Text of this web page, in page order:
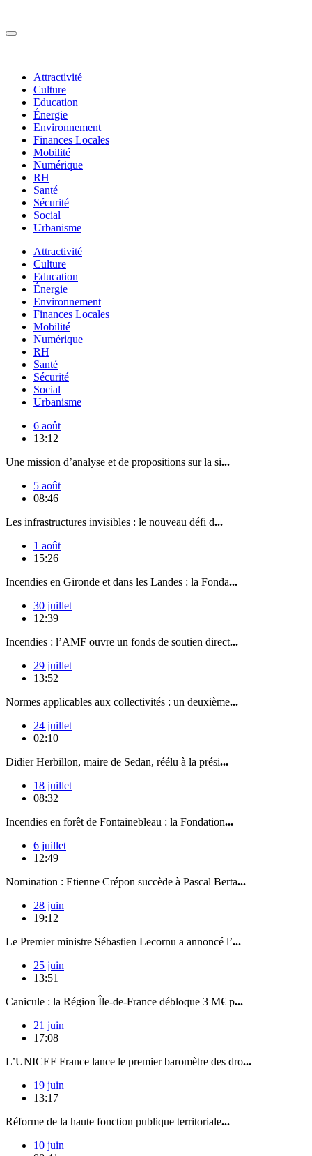
Attractivité
Culture
Education
Énergie
Environnement
Finances Locales
Mobilité
Numérique
RH
Santé
Sécurité
Social
Urbanisme
Attractivité
Culture
Education
Énergie
Environnement
Finances Locales
Mobilité
Numérique
RH
Santé
Sécurité
Social
Urbanisme
6 août
13:12
Une mission d’analyse et de propositions sur la si...
5 août
08:46
Les infrastructures invisibles : le nouveau défi d...
1 août
15:26
Incendies en Gironde et dans les Landes : la Fonda...
30 juillet
12:39
Incendies : l’AMF ouvre un fonds de soutien direct...
29 juillet
13:52
Normes applicables aux collectivités : un deuxième...
24 juillet
02:10
Didier Herbillon, maire de Sedan, réélu à la prési...
18 juillet
08:32
Incendies en forêt de Fontainebleau : la Fondation...
6 juillet
12:49
Nomination : Etienne Crépon succède à Pascal Berta...
28 juin
19:12
Le Premier ministre Sébastien Lecornu a annoncé l’...
25 juin
13:51
Canicule : la Région Île-de-France débloque 3 M€ p...
21 juin
17:08
L’UNICEF France lance le premier baromètre des dro...
19 juin
13:17
Réforme de la haute fonction publique territoriale...
10 juin